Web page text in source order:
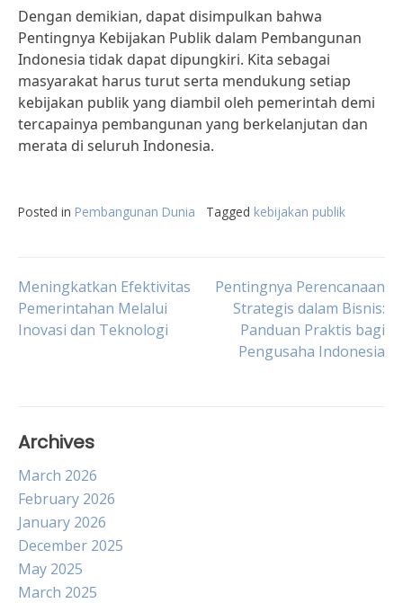
Dengan demikian, dapat disimpulkan bahwa
Pentingnya Kebijakan Publik dalam Pembangunan
Indonesia tidak dapat dipungkiri. Kita sebagai
masyarakat harus turut serta mendukung setiap
kebijakan publik yang diambil oleh pemerintah demi
tercapainya pembangunan yang berkelanjutan dan
merata di seluruh Indonesia.
Posted in Pembangunan Dunia Tagged kebijakan publik
Post
navigation
Meningkatkan Efektivitas
Pemerintahan Melalui
Inovasi dan Teknologi
Pentingnya Perencanaan
Strategis dalam Bisnis:
Panduan Praktis bagi
Pengusaha Indonesia
Archives
March 2026
February 2026
January 2026
December 2025
May 2025
March 2025